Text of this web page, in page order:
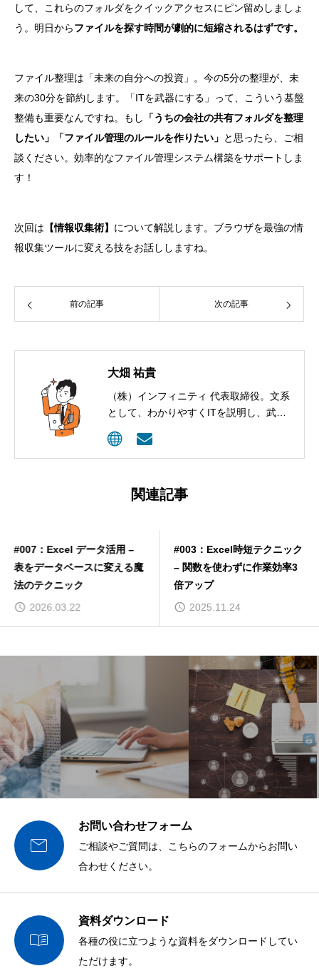
して、これらのフォルダをクイックアクセスにピン留めしましょ
う。明日からファイルを探す時間が劇的に短縮されるはずです。
ファイル整理は「未来の自分への投資」。今の5分の整理が、未
来の30分を節約します。「ITを武器にする」って、こういう基盤
整備も重要なんですね。もし
「うちの会社の共有フォルダを整理
したい」「ファイル管理のルールを作りたい」 と思ったら、ご相
談ください。効率的なファイル管理システム構築をサポートしま
す！
次回は 【情報収集術】 について解説します。ブラウザを最強の情
報収集ツールに変える技をお話ししますね。
前の記事 次の記事
大畑 祐貴
（株）インフィニティ 代表取締役。文系
として、わかりやすくITを説明し、武器
として活用してもらうコンサルティング
を行っています。
関連記事
#007：Excel データ活用 –
表をデータベースに変える魔
法のテクニック
2026.03.22
#003：Excel時短テクニック
– 関数を使わずに作業効率3
倍アップ
2025.11.24

お問い合わせフォーム
ご相談やご質問は、こちらのフォームからお問い
合わせください。

資料ダウンロード
各種の役に立つような資料をダウンロードしてい
ただけます。